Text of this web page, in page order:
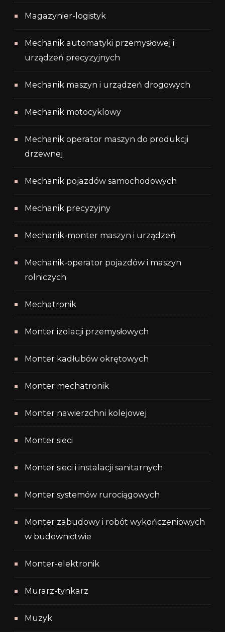
Magazynier-logistyk
Mechanik automatyki przemysłowej i
urządzeń precyzyjnych
Mechanik maszyn i urządzeń drogowych
Mechanik motocyklowy
Mechanik operator maszyn do produkcji
drzewnej
Mechanik pojazdów samochodowych
Mechanik precyzyjny
Mechanik-monter maszyn i urządzeń
Mechanik-operator pojazdów i maszyn
rolniczych
Mechatronik
Monter izolacji przemysłowych
Monter kadłubów okrętowych
Monter mechatronik
Monter nawierzchni kolejowej
Monter sieci
Monter sieci i instalacji sanitarnych
Monter systemów rurociągowych
Monter zabudowy i robót wykończeniowych
w budownictwie
Monter-elektronik
Murarz-tynkarz
Muzyk